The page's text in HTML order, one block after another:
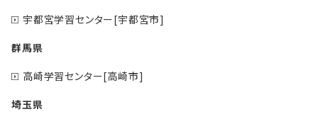
宇都宮学習センター[宇都宮市]
群馬県
高崎学習センター[高崎市]
埼玉県